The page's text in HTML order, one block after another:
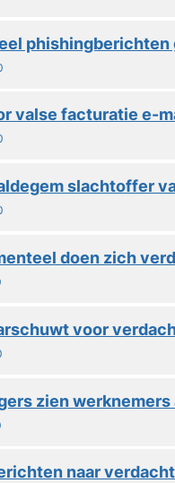
valse facturatie e-
slachtoffer
doen zich
voor
zien
naar